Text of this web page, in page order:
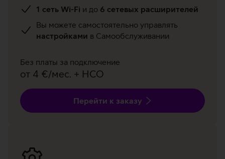
1 сеть Wi-Fi и до 6 сетевых расширителей
Вы можете самостоятельно управлять
настройками в Самообслуживании
Без платы за подключение
от 4 €/мес. + НСО
Перейти к заказу